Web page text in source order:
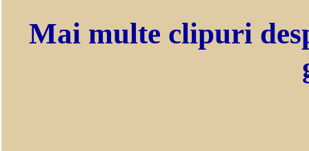
Mai multe clipuri